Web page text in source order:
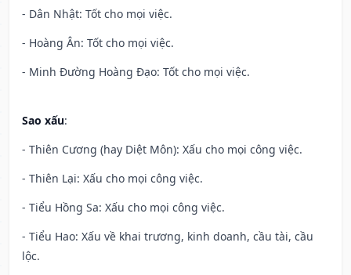
- Dân Nhật: Tốt cho mọi việc.
- Hoàng Ân: Tốt cho mọi việc.
- Minh Đường Hoàng Đạo: Tốt cho mọi việc.
Sao xấu:
- Thiên Cương (hay Diệt Môn): Xấu cho mọi công việc.
- Thiên Lại: Xấu cho mọi công việc.
- Tiểu Hồng Sa: Xấu cho mọi công việc.
- Tiểu Hao: Xấu về khai trương, kinh doanh, cầu tài, cầu
lộc.